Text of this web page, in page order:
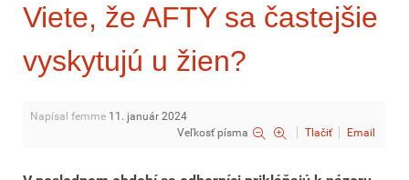
Viete, že AFTY sa častejšie
vyskytujú u žien?
Napísal femme 11. január 2024
Veľkosť písma
Tlačiť Email